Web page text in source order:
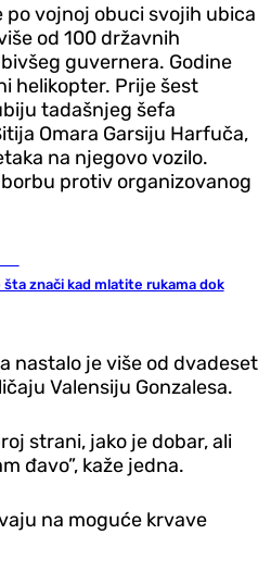
po vojnoj obuci svojih ubica
od 100 državnih
guvernera. Godine
helikopter. Prije šest
tadašnjeg šefa
Omara Garsiju Harfuča,
na njegovo vozilo.
protiv organizovanog
znači kad mlatite rukama dok
nastalo je više od dvadeset
Valensiju Gonzalesa.
strani, jako je dobar, ali
đavo”, kaže jedna.
na moguće krvave